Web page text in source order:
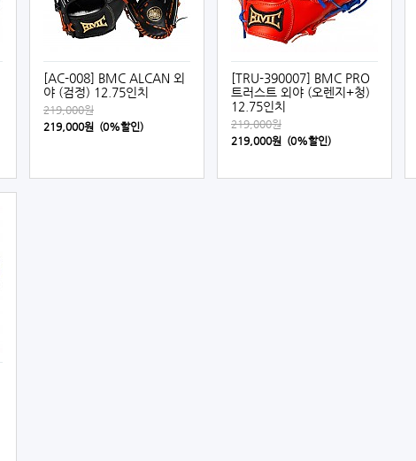
[AC-008] BMC ALCAN 외
야 (검정) 12.75인치
219,000원
219,000원 (0%할인)
[TRU-390007] BMC PRO
트러스트 외야 (오렌지+청)
12.75인치
219,000원
219,000원 (0%할인)